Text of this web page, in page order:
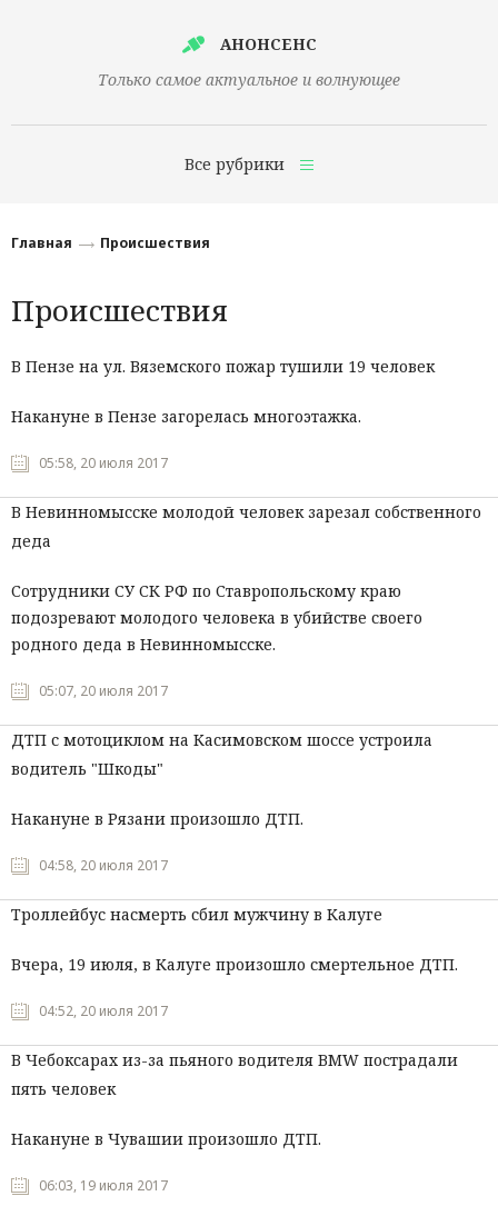
АНОНСЕНС
Только самое актуальное и волнующее
Все рубрики
Технологии
Мнения
Главная Происшествия
Происшествия
В Пензе на ул. Вяземского пожар тушили 19 человек
Накануне в Пензе загорелась многоэтажка.
05:58, 20 июля 2017
В Невинномысске молодой человек зарезал собственного
деда
Сотрудники СУ СК РФ по Ставропольскому краю
подозревают молодого человека в убийстве своего
родного деда в Невинномысске.
05:07, 20 июля 2017
ДТП с мотоциклом на Касимовском шоссе устроила
водитель "Шкоды"
Накануне в Рязани произошло ДТП.
04:58, 20 июля 2017
Троллейбус насмерть сбил мужчину в Калуге
Вчера, 19 июля, в Калуге произошло смертельное ДТП.
04:52, 20 июля 2017
В Чебоксарах из-за пьяного водителя BMW пострадали
пять человек
Накануне в Чувашии произошло ДТП.
06:03, 19 июля 2017